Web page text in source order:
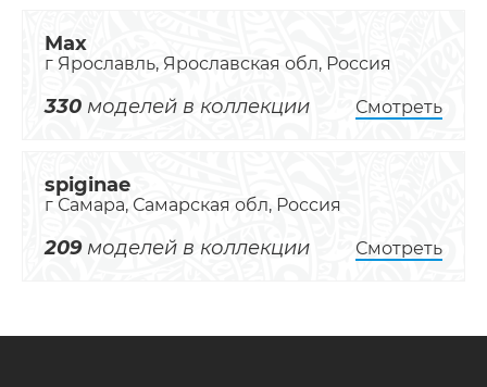
Max
г Ярославль, Ярославская обл, Россия
330 моделей в коллекции Смотреть
spiginae
г Самара, Самарская обл, Россия
209моделей в коллекции Смотреть